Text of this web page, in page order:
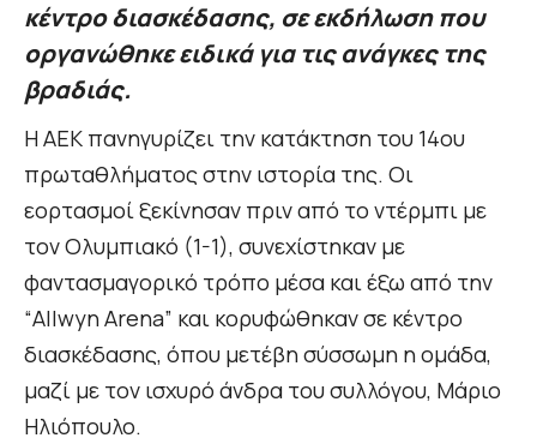
κέντρο διασκέδασης, σε εκδήλωση που
οργανώθηκε ειδικά για τις ανάγκες της
βραδιάς.
Η ΑΕΚ πανηγυρίζει την κατάκτηση του 14ου
πρωταθλήματος στην ιστορία της. Οι
εορτασμοί ξεκίνησαν πριν από το ντέρμπι με
τον Ολυμπιακό (1-1), συνεχίστηκαν με
φαντασμαγορικό τρόπο μέσα και έξω από την
“Allwyn Arena” και κορυφώθηκαν σε κέντρο
διασκέδασης, όπου μετέβη σύσσωμη η ομάδα,
μαζί με τον ισχυρό άνδρα του συλλόγου, Μάριο
Ηλιόπουλο.